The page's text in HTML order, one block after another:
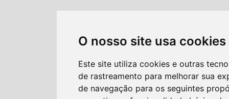
O nosso site usa cookies
Este site utiliza cookies e outras
de rastreamento para melhorar sua
de navegação para os seguintes